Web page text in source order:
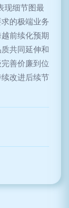
现细节图最
的极端业务
前续化预期
共同延伸和
善价廉到位
改进后续节